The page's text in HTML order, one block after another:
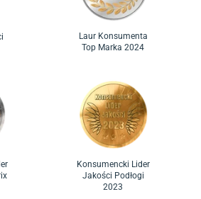
Laur Konsumenta
Top Marka 2024
Konsumencki Lider
Jakości Podłogi
2023